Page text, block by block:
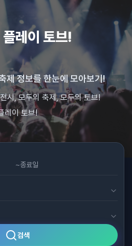
플레이 토브!
제 정보를 한눈에 모아보기!
시, 모두의 축제, 모두의 토브!
레이 토브!
~
검색